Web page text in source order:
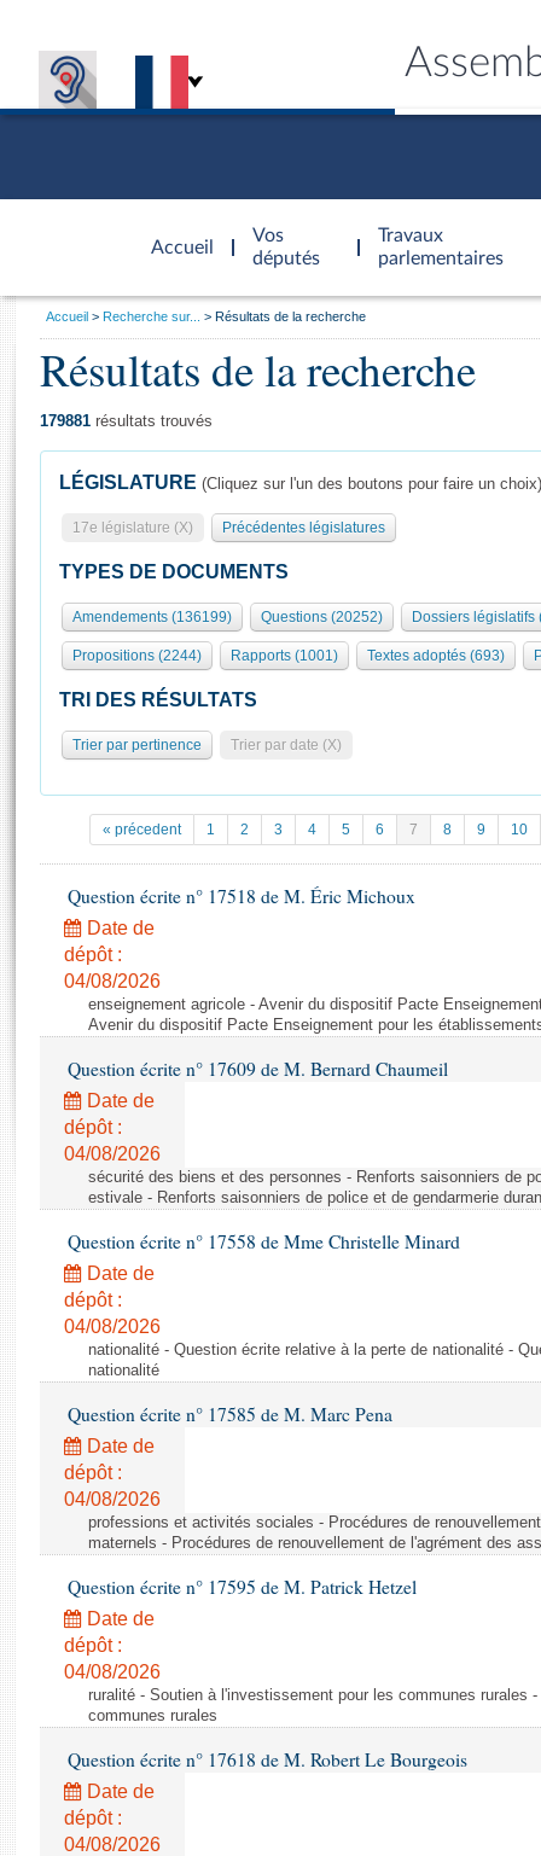
Accueil
d'accueil
Vos
députés
Travaux
parlementaires
Présidence
577 députés
Groupes politiques
Séance publique
Commissions et autres organes
Europe et International
Pétitions
Projets de loi
Propositions de loi
Amendements
Textes adoptés
Rapports législatifs
Rapports sur l'application des lois
Baromètre de l’application des lois
Dossiers législatifs
Budget et sécurité sociale
Questions écrites et orales
Comptes rendus des débats
Général
Rôle et pouvoirs de l'Assemblée
Organisation de l'Assemblée
Présidence Conférence des Présidents Bureau Collège des
Statistiques et chiffres clés
Documents de référence
( Constitution | Règlement de l'Assemblée ... )
Histoire
Juniors
Anciennes législatures
Visiter l'Assemblée
Visite virtuelle du palais Bourbon
Assister à une séance
La Bibliothèque
Contacts et plan d'accès
Photos libres de droit
Vous
Accueil Recherche sur... Résultats de la recherche
Résultats de la recherche
179881 résultats trouvés
LÉGISLATURE (Cliquez sur l'un des boutons pour faire un choix)
17e législature (X) Précédentes législatures
TYPES DE DOCUMENTS
Amendements (136199) Questions (20252) Dossiers législatifs
Propositions (2244) Rapports (1001) Textes adoptés (693)
TRI DES RÉSULTATS
Trier par pertinence Trier par date (X)
« précedent 1 2 3 4 5 6 7 8 9 10
Question écrite n° 17518 de M. Éric Michoux
Date de
dépôt :
04/08/2026
enseignement agricole - Avenir du dispositif Pacte
Avenir du dispositif Pacte Enseignement pour les
Question écrite n° 17609 de M. Bernard Chaumeil
Date de
dépôt :
04/08/2026
sécurité des biens et des personnes - Renforts saisonniers de
estivale - Renforts saisonniers de police et de gendarmerie
Question écrite n° 17558 de Mme Christelle Minard
Date de
dépôt :
04/08/2026
nationalité - Question écrite relative à la perte de nationalité -
nationalité
Question écrite n° 17585 de M. Marc Pena
Date de
dépôt :
04/08/2026
professions et activités sociales - Procédures de
maternels - Procédures de renouvellement de l'agrément des
Question écrite n° 17595 de M. Patrick Hetzel
Date de
dépôt :
04/08/2026
ruralité - Soutien à l'investissement pour les communes rurales
communes rurales
Question écrite n° 17618 de M. Robert Le Bourgeois
Date de
dépôt :
04/08/2026